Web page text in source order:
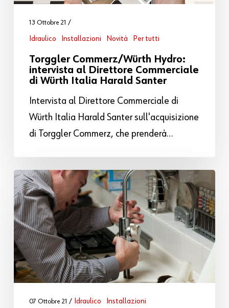
13 Ottobre 21
Idraulico Installazioni Novità Per tutti
Torggler Commerz/Würth Hydro:
intervista al Direttore Commerciale
di Würth Italia Harald Santer
Intervista al Direttore Commerciale di
Würth Italia Harald Santer sull'acquisizione
di Torggler Commerz, che prenderà…
07 Ottobre 21 Idraulico Installazioni